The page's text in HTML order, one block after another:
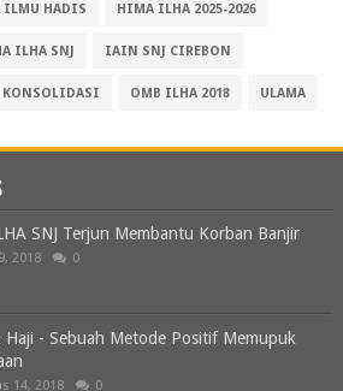
ILMU HADIS HIMA ILHA 2025-2026
ILHA SNJ IAIN SNJ CIREBON
KONSOLIDASI OMB ILHA 2018 ULAMA
SNJ Terjun Membantu Korban Banjir
2018 0
Haji - Sebuah Metode Positif Memupuk
14, 2018 0